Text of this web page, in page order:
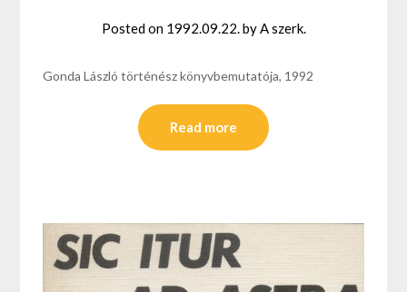
Posted on 1992.09.22.byA szerk.
Gonda László történész könyvbemutatója, 1992
Read more